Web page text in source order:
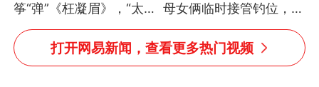
筝“弹”《枉凝眉》，“太
像了～你是吃古筝长大的
吗？”“或将成为首位考级
不带古筝的选手。”（来
母女俩临时接管钓位，用
玩具鱼竿钓上大鱼
打开网易新闻，查看更多热门视频